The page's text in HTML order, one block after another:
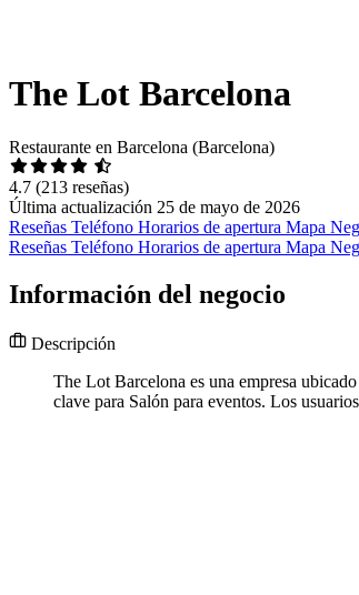
The Lot Barcelona
Restaurante en Barcelona (Barcelona)
4.7 (213 reseñas)
Última actualización 25 de mayo de 2026
Reseñas Teléfono Horarios de apertura Mapa
Reseñas Teléfono Horarios de apertura Mapa
Información del negocio
Descripción
The Lot Barcelona es una empresa
clave para Salón para eventos. Los